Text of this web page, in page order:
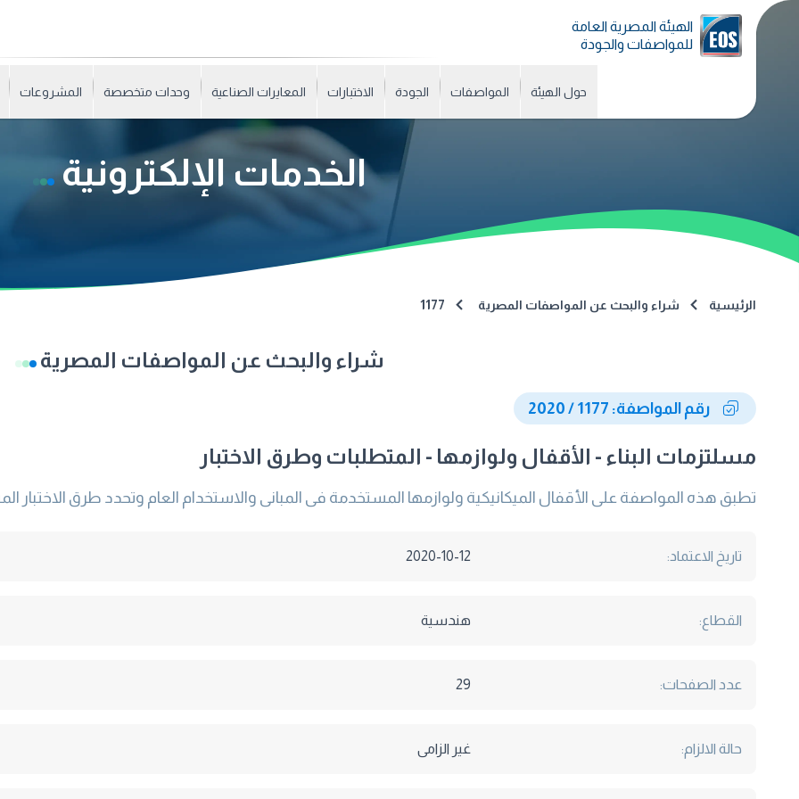
الهيئة المصرية العامة
للمواصفات والجودة
حول الهيئة المواصفات الجودة الاختبارات المعايرات الصناعية وحدات متخصصة المشروعات
الخدمات الإلكترونية
الرئيسية شراء والبحث عن المواصفات المصرية 1177
شراء والبحث عن المواصفات المصرية
رقم المواصفة: 1177 / 2020
مسلتزمات البناء - الأقفال ولوازمها - المتطلبات وطرق الاختبار
تطبق هذه المواصفة على الأقفال الميكانيكية ولوازمها المستخدمة فى المبانى والاستخدام العام وتحدد طرق الاختبار
تاريخ الاعتماد: 2020-10-12
القطاع: هندسية
عدد الصفحات: 29
حالة الالزام: غير الزامى